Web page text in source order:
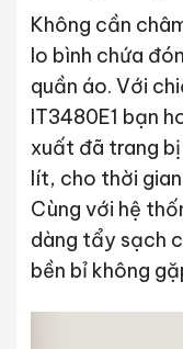
Không cần
lo bình chứa
quần áo. Với
IT3480E1 bạn
xuất đã trang bị
lít, cho thời
Cùng với hệ
dàng tẩy sạch
bền bỉ không